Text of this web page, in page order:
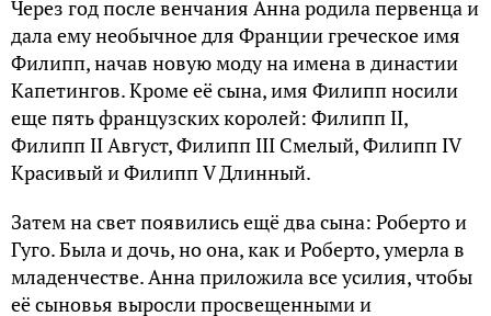
Через год после венчания Анна родила первенца и
дала ему необычное для Франции греческое имя
Филипп, начав новую моду на имена в династии
Капетингов. Кроме её сына, имя Филипп носили
еще пять французских королей: Филипп II,
Филипп II Август, Филипп III Смелый, Филипп IV
Красивый и Филипп V Длинный.
Затем на свет появились ещё два сына: Роберто и
Гуго. Была и дочь, но она, как и Роберто, умерла в
младенчестве. Анна приложила все усилия, чтобы
её сыновья выросли просвещенными и